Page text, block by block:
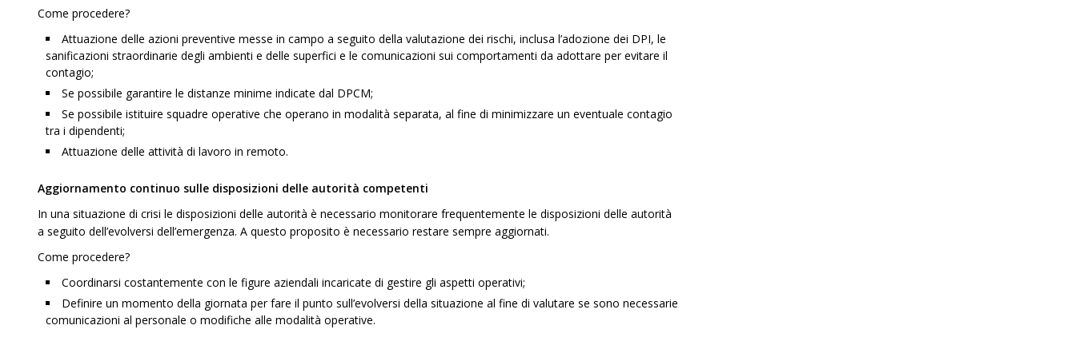
Come procedere?
Attuazione delle azioni preventive messe in campo a seguito della valutazione dei rischi, inclusa l’adozione dei DPI, le
sanificazioni straordinarie degli ambienti e delle superfici e le comunicazioni sui comportamenti da adottare per evitare il
contagio;
Se possibile garantire le distanze minime indicate dal DPCM;
Se possibile istituire squadre operative che operano in modalità separata, al fine di minimizzare un eventuale contagio
tra i dipendenti;
Attuazione delle attività di lavoro in remoto.
Aggiornamento continuo sulle disposizioni delle autorità competenti
In una situazione di crisi le disposizioni delle autorità è necessario monitorare frequentemente le disposizioni delle autorità
a seguito dell’evolversi dell’emergenza. A questo proposito è necessario restare sempre aggiornati.
Come procedere?
Coordinarsi costantemente con le figure aziendali incaricate di gestire gli aspetti operativi;
Definire un momento della giornata per fare il punto sull’evolversi della situazione al fine di valutare se sono necessarie
comunicazioni al personale o modifiche alle modalità operative.